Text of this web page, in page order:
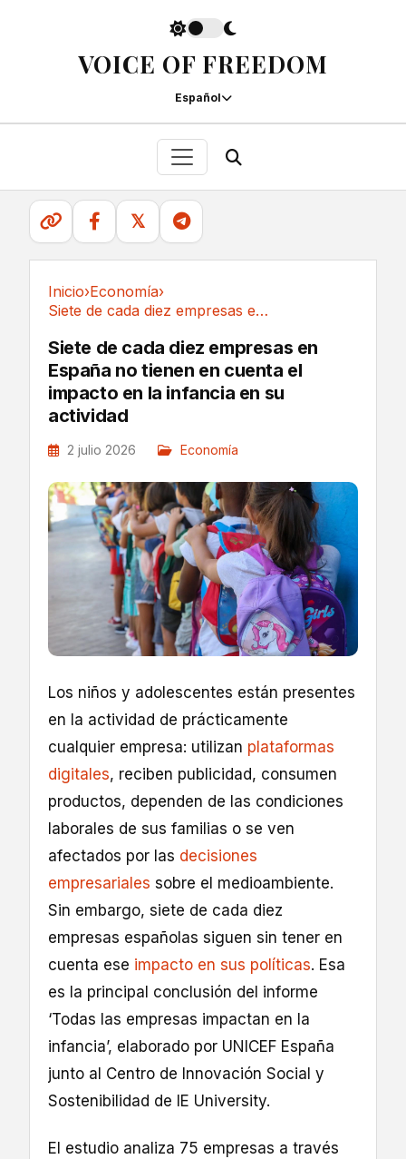
VOICE OF FREEDOM
Español
𝕏
Inicio›Economía›
Siete de cada diez empresas en España no...
Siete de cada diez empresas en
España no tienen en cuenta el
impacto en la infancia en su
actividad
2 julio 2026 Economía
Los niños y adolescentes están presentes
en la actividad de prácticamente
cualquier empresa: utilizan plataformas
digitales, reciben publicidad, consumen
productos, dependen de las condiciones
laborales de sus familias o se ven
afectados por las decisiones
empresariales sobre el medioambiente.
Sin embargo, siete de cada diez
empresas españolas siguen sin tener en
cuenta ese impacto en sus políticas. Esa
es la principal conclusión del informe
‘Todas las empresas impactan en la
infancia’, elaborado por UNICEF España
junto al Centro de Innovación Social y
Sostenibilidad de IE University.
El estudio analiza 75 empresas a través